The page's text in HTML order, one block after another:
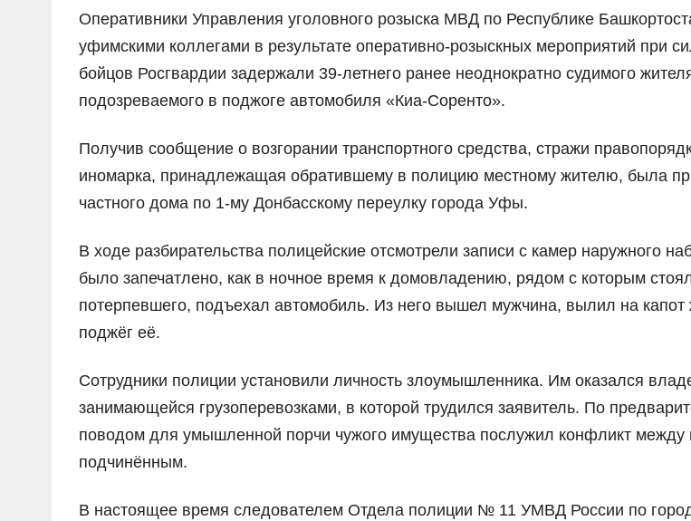
Оперативники Управления уголовного розыска МВД по Республике
уфимскими коллегами в результате оперативно-розыскных мероприятий при
бойцов Росгвардии задержали 39-летнего ранее неоднократно судимого
подозреваемого в поджоге автомобиля «Киа-Соренто».
Получив сообщение о возгорании транспортного средства, стражи
иномарка, принадлежащая обратившему в полицию местному жителю, была
частного дома по 1-му Донбасскому переулку города Уфы.
В ходе разбирательства полицейские отсмотрели записи с камер наружного
было запечатлено, как в ночное время к домовладению, рядом с которым
потерпевшего, подъехал автомобиль. Из него вышел мужчина, вылил на капот
поджёг её.
Сотрудники полиции установили личность злоумышленника. Им оказался
занимающейся грузоперевозками, в которой трудился заявитель. По
поводом для умышленной порчи чужого имущества послужил конфликт между
подчинённым.
В настоящее время следователем Отдела полиции № 11 УМВД России по